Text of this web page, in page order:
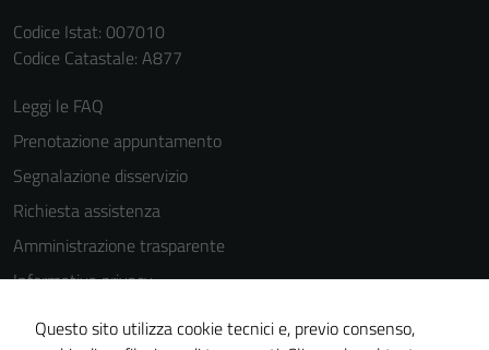
Codice Istat: 007010
Codice Catastale: A877
Leggi le FAQ
Prenotazione appuntamento
Segnalazione disservizio
Richiesta assistenza
Amministrazione trasparente
Informativa privacy
Cookie Policy
Questo sito utilizza cookie tecnici e, previo consenso,